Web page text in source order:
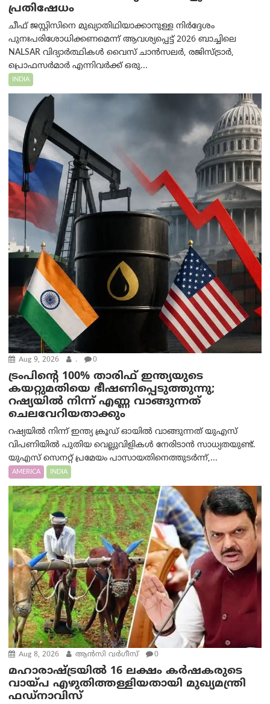
പ്രതിഷേധം
ചീഫ് ജസ്റ്റിസിനെ മുഖ്യാതിഥിയാക്കാനുള്ള നിർദ്ദേശം
പുനഃപരിശോധിക്കണമെന്ന് ആവശ്യപ്പെട്ട് 2026 ബാച്ചിലെ
NALSAR വിദ്യാർത്ഥികൾ വൈസ് ചാൻസലർ, രജിസ്ട്രാർ,
പ്രൊഫസർമാർ എന്നിവർക്ക് ഒരു...
INDIA
Aug 9, 2026 . 0
ട്രം‌പിന്റെ 100% താരിഫ് ഇന്ത്യയുടെ
കയറ്റുമതിയെ ഭീഷണിപ്പെടുത്തുന്നു;
റഷ്യയിൽ നിന്ന് എണ്ണ വാങ്ങുന്നത്
ചെലവേറിയതാക്കും
റഷ്യയിൽ നിന്ന് ഇന്ത്യ ക്രൂഡ് ഓയിൽ വാങ്ങുന്നത് യുഎസ്
വിപണിയിൽ പുതിയ വെല്ലുവിളികൾ നേരിടാൻ സാധ്യതയുണ്ട്.
യുഎസ് സെനറ്റ് പ്രമേയം പാസായതിനെത്തുടർന്ന്,...
AMERICA INDIA
Aug 8, 2026 ആന്‍സി വര്‍ഗീസ് 0
മഹാരാഷ്ട്രയിൽ 16 ലക്ഷം കർഷകരുടെ
വായ്പ എഴുതിത്തള്ളിയതായി മുഖ്യമന്ത്രി
ഫഡ്‌നാവിസ്